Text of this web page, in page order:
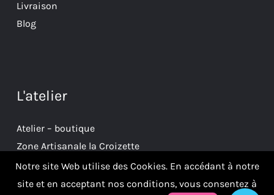
Livraison
Blog
L'atelier
Atelier – boutique
Zone Artisanale la Croizette
38930 Clelles
Notre site Web utilise des Cookies. En accédant à notre
site et en acceptant nos conditions, vous consentez à